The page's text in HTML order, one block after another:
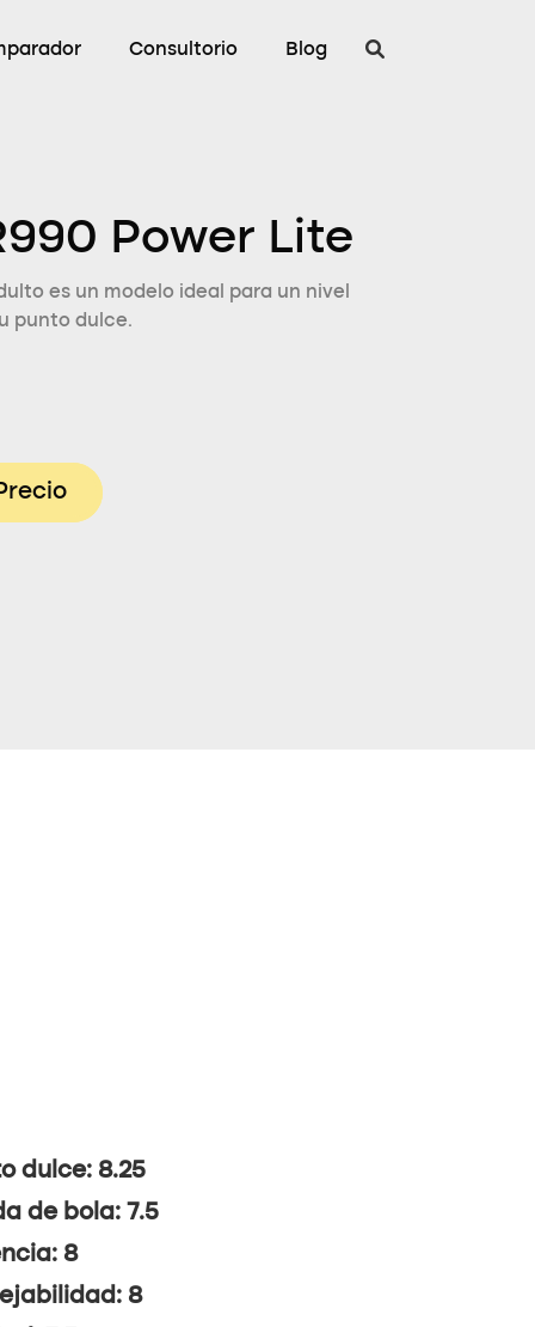
Consultorio Blog
Power Lite
es un modelo ideal para un nivel
punto dulce.
dulce: 8.25
de bola: 7.5
8
8